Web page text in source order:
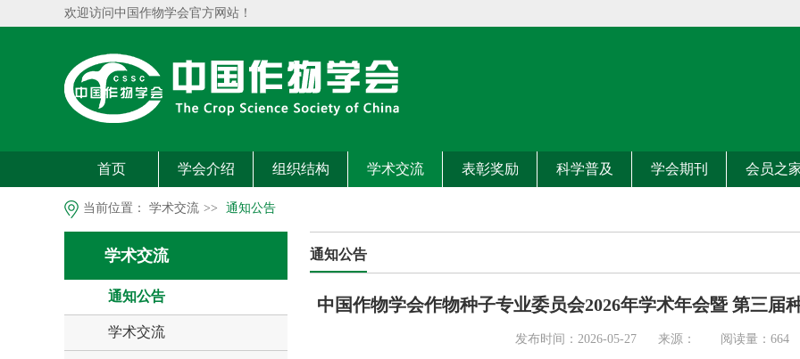
欢迎访问中国作物学会官方网站！
首页 学会介绍 组织结构 学术交流 表彰奖励 科学普及 学会期刊 会员之
当前位置： 学术交流 >> 通知公告
学术交流
通知公告
学术交流
通知公告
中国作物学会作物种子专业委员会2026年学术年会暨 第三届
发布时间：2026-05-27 来源： 阅读量： 664